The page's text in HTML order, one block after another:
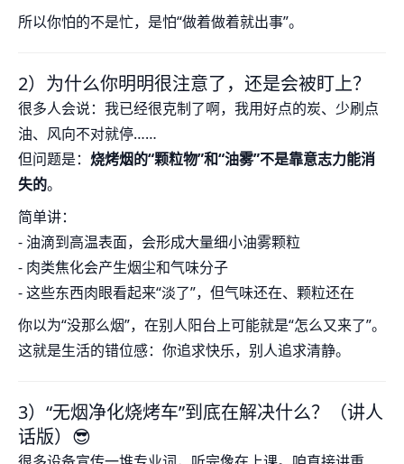
所以你怕的不是忙，是怕“做着做着就出事”。
2）为什么你明明很注意了，还是会被盯上？
很多人会说：我已经很克制了啊，我用好点的炭、少刷点
油、风向不对就停……
但问题是： 烧烤烟的“颗粒物”和“油雾”不是靠意志力能消
失的。
简单讲：
- 油滴到高温表面，会形成大量细小油雾颗粒
- 肉类焦化会产生烟尘和气味分子
- 这些东西肉眼看起来“淡了”，但气味还在、颗粒还在
你以为“没那么烟”，在别人阳台上可能就是“怎么又来了”。
这就是生活的错位感：你追求快乐，别人追求清静。
3）“无烟净化烧烤车”到底在解决什么？（讲人
话版）😎